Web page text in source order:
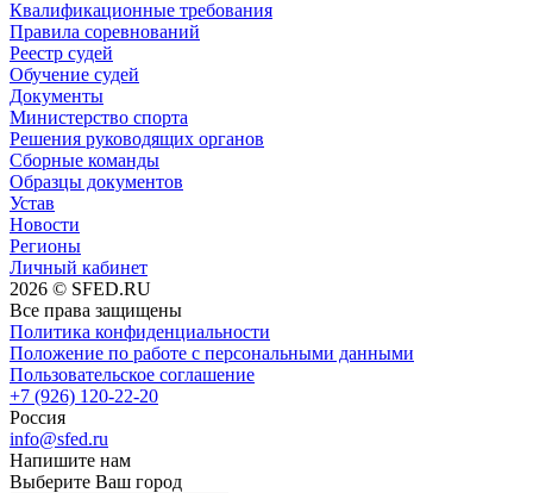
Квалификационные требования
Правила соревнований
Реестр судей
Обучение судей
Документы
Министерство спорта
Решения руководящих органов
Сборные команды
Образцы документов
Устав
Новости
Регионы
Личный кабинет
2026 © SFED.RU
Все права защищены
Политика конфиденциальности
Положение по работе с персональными данными
Пользовательское соглашение
+7 (926) 120-22-20
Россия
info@sfed.ru
Напишите нам
Выберите Ваш город